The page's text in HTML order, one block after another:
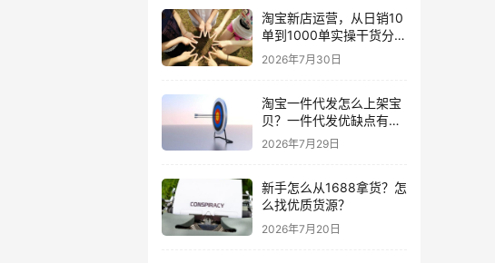
淘宝新店运营，从日销10
单到1000单实操干货分
享！
2026年7月30日
淘宝一件代发怎么上架宝
贝？一件代发优缺点有哪
些？
2026年7月29日
新手怎么从1688拿货？怎
么找优质货源？
2026年7月20日